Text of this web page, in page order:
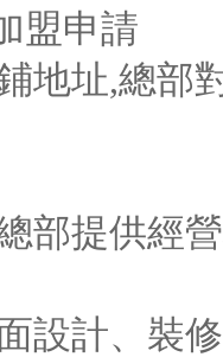
申請
址,總部對
提供經營
計、裝修